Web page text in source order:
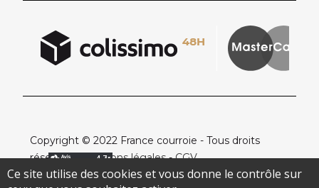
Copyright © 2022 France courroie - Tous droits
réservés -
Mentions légales-CGV
Ce site utilise des cookies et vous donne le contrôle sur